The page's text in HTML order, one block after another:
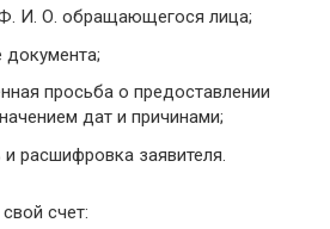
И. О. обращающегося лица;
документа;
просьба о предоставлении
дат и причинами;
расшифровка заявителя.
счет: